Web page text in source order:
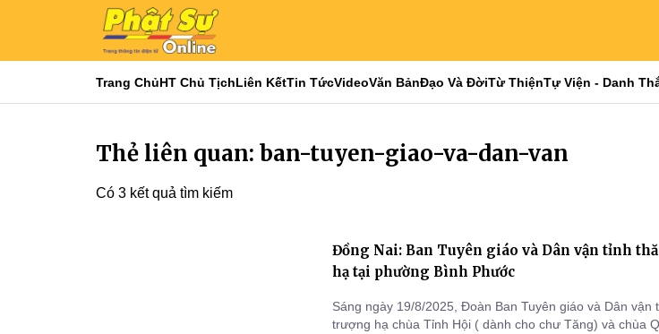
Trang ChủHT Chủ TịchLiên KếtTin TứcVideoVăn BảnĐạo Và ĐờiTừ ThiệnTự Viện - Danh
Thẻ liên quan: ban-tuyen-giao-va-dan-van
Có 3 kết quả tìm kiếm
Đồng Nai: Ban Tuyên giáo và Dân vận tỉnh
hạ tại phường Bình Phước
Sáng ngày 19/8/2025, Đoàn Ban Tuyên giáo và Dân vận
trượng hạ chùa Tỉnh Hội ( dành cho chư Tăng) và chùa